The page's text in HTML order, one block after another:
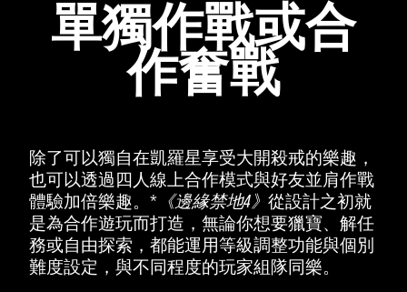
單獨作戰或合
作奮戰
除了可以獨自在凱羅星享受大開殺戒的樂趣，
也可以透過四人線上合作模式與好友並肩作戰
體驗加倍樂趣。* 《邊緣禁地4》 從設計之初就
是為合作遊玩而打造，無論你想要獵寶、解任
務或自由探索，都能運用等級調整功能與個別
難度設定，與不同程度的玩家組隊同樂。